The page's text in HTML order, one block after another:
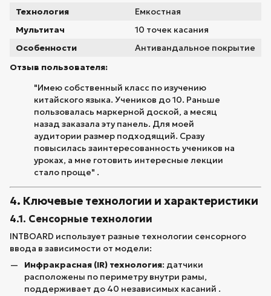
Технология
Емкостная
Мультитач
10 точек касания
Особенности
Антивандальное покрытие
Отзыв пользователя:
"Имею собственный класс по изучению
китайского языка. Учеников до 10. Раньше
пользовалась маркерной доской, а месяц
назад заказала эту панель. Для моей
аудитории размер подходящий. Сразу
повысилась заинтересованность учеников на
уроках, а мне готовить интересные лекции
стало проще" .
4. Ключевые технологии и характеристики
4.1. Сенсорные технологии
INTBOARD использует разные технологии сенсорного
ввода в зависимости от модели:
Инфракрасная (IR) технология: датчики
расположены по периметру внутри рамы,
поддерживает до 40 независимых касаний .